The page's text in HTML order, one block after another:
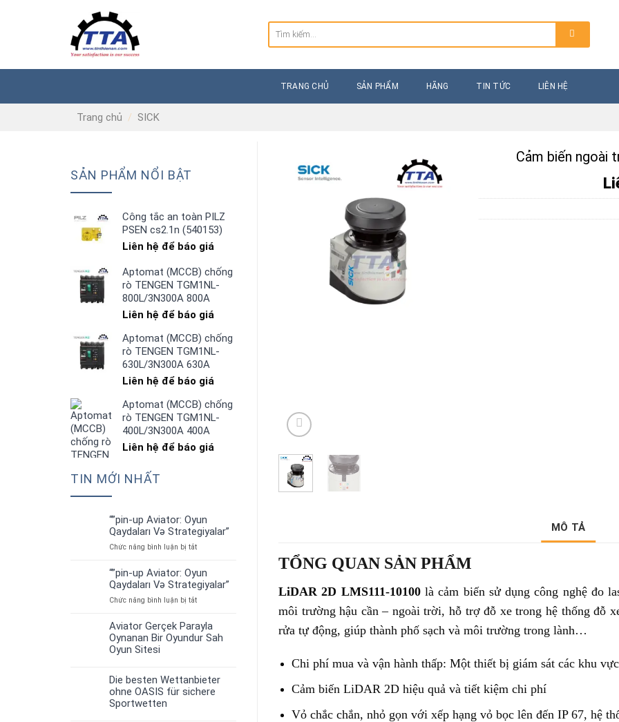
Tìm
TRANG CHỦ SẢN PHẨM HÃNG TIN TỨC LIÊN HỆ
Trang chủ / SICK
SẢN PHẨM NỔI BẬT
Công tắc an toàn PILZ
PSEN cs2.1n (540153)
Liên hệ để báo giá
Aptomat (MCCB) chống
rò TENGEN TGM1NL-
800L/3N300A 800A
Liên hệ để báo giá
Aptomat (MCCB) chống
rò TENGEN TGM1NL-
630L/3N300A 630A
Liên hệ để báo giá
Aptomat (MCCB) chống
rò TENGEN TGM1NL-
400L/3N300A 400A
Liên hệ để báo giá
TIN MỚI NHẤT
“”pin-up Aviator: Oyun
Qaydaları Və Strategiyalar”
Chức năng bình luận bị tắtở
Aviator:
Oyun
Qaydaları
Strategiyalar”
“”pin-up Aviator: Oyun
Qaydaları Və Strategiyalar”
Chức năng bình luận bị tắtở
Aviator:
Oyun
Strategiyalar”
Aviator Gerçek Parayla
Oynanan Bir Oyundur Sah
Oyun Sitesi
Die besten Wettanbieter
ohne OASIS für sichere
Sportwetten
Cảm biến ngoài
MÔ TẢ
TỔNG QUAN SẢN PHẨM
LiDAR 2D LMS111-10100là cảm biến sử dụng công nghệ đo
môi trường hậu cần – ngoài trời, hỗ trợ đỗ xe trong hệ thống đỗ
rửa tự động, giúp thành phố sạch và môi trường trong lành…
Chi phí mua và vận hành thấp: Một thiết bị giám sát các khu
Cảm biến LiDAR 2D hiệu quả và tiết kiệm chi phí
Vỏ chắc chắn, nhỏ gọn với xếp hạng vỏ bọc lên đến IP 67, hệ